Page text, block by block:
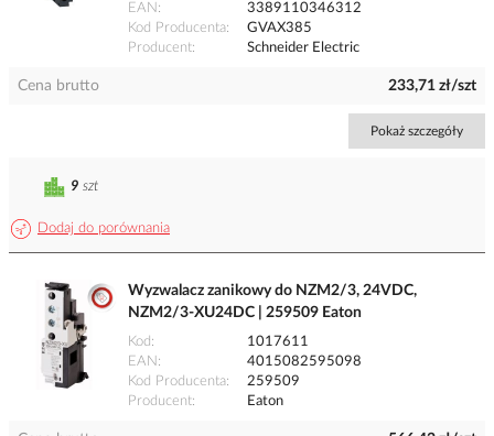
EAN
3389110346312
Kod Producenta
GVAX385
Producent
Schneider Electric
Cena brutto 233,71 zł/szt
Pokaż szczegóły
Dodaj do porównania
9 szt
Wyzwalacz zanikowy do NZM2/3, 24VDC,
NZM2/3-XU24DC | 259509 Eaton
Kod
1017611
EAN
4015082595098
Kod Producenta
259509
Producent
Eaton